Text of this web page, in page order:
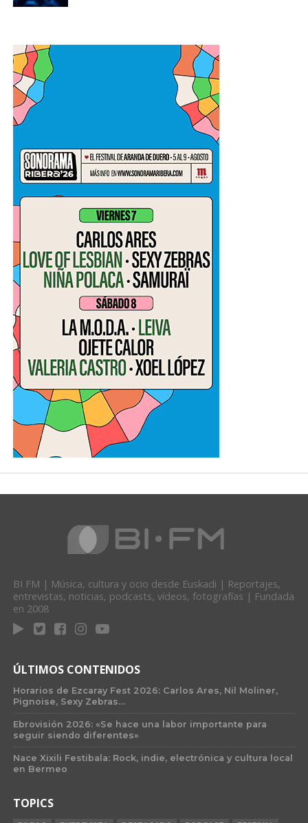
BI FM | Música, cultura y ocio desde Euskadi | Reportajes,
entrevistas, noticias, podcasts, vídeos, fotografías | Fundada
en 2008
ÚLTIMOS CONTENIDOS
Horarios de Ezcaray Fest 2026: Carlos Ares, Nil Moliner,
Pignoise, Sexy Zebras…
Ebrovisión 2026: «Se hace una labor importante para
seguir siendo diferentes»
Nace Xixili Festibala: Rock, indie, electrónica y cultura local
en Bermeo
TOPICS